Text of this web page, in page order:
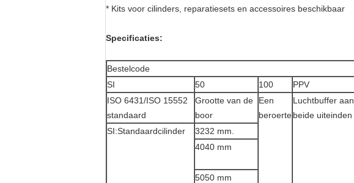
* Kits voor cilinders, reparatiesets en accessoires beschikbaar
Specificaties:
Bestelcode
SI
50 100 PPV
ISO 6431/ISO 15552
standaard
Grootte van de
boor
Een
beroerte
Luchtbuffer aan
beide uiteinden
SI:Standaardcilinder
3232 mm.
4040 mm
5050 mm